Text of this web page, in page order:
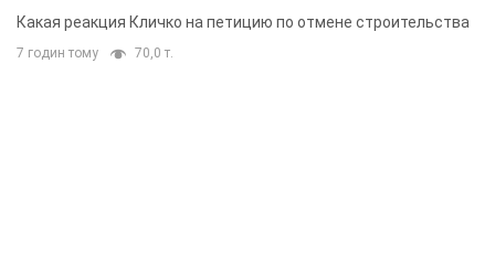
небоскреба "московского верующего"
Какая реакция Кличко на петицию по отмене строительства
7 годин тому 70,0 т.